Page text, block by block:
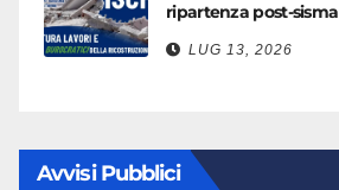
ripartenza post-sisma
LUG 13, 2026
Avvisi Pubblici